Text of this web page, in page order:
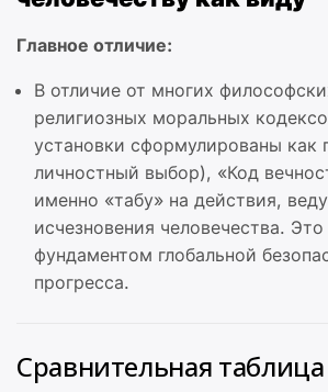
Главное отличие:
В отличие от многих
религиозных моральных
установки сформулированы как
личностный выбор), «Код
именно «табу» на действия,
исчезновения человечества. Это
фундаментом глобальной
прогресса.
Сравнительная таблица